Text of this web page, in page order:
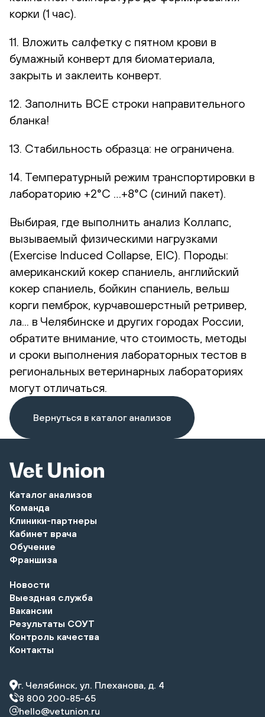
корки (1 час).
11. Вложить салфетку с пятном крови в
бумажный конверт для биоматериала,
закрыть и заклеить конверт.
12. Заполнить ВСЕ строки направительного
бланка!
13. Стабильность образца: не ограничена.
14. Температурный режим транспортировки в
лабораторию +2°С …+8°С (синий пакет).
Выбирая, где выполнить анализ Коллапс,
вызываемый физическими нагрузками
(Exercise Induced Collapse, EIC). Породы:
американский кокер спаниель, английский
кокер спаниель, бойкин спаниель, вельш
корги пемброк, курчавошерстный ретривер,
ла... в Челябинске и других городах России,
обратите внимание, что стоимость, методы
и сроки выполнения лабораторных тестов в
региональных ветеринарных лабораториях
могут отличаться.
Вернуться в каталог анализов
Каталог анализов
Команда
Клиники-партнеры
Кабинет врача
Обучение
Франшиза
Новости
Выездная служба
Вакансии
Результаты СОУТ
Контроль качества
Контакты
г. Челябинск, ул. Плеханова, д. 4
8 800 200-85-65
hello@vetunion.ru